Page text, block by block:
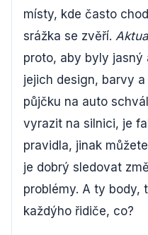
místy, kde často
srážka se zvěří.
proto, aby byly jasný
jejich design, barvy
půjčku na auto
vyrazit na silnici, je
pravidla, jinak
je dobrý sledovat
problémy. A ty body,
každýho řidiče, co?